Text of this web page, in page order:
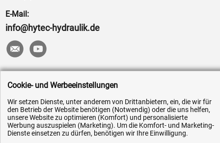
E-Mail:
info@hytec-hydraulik.de
Hilfe & Service
Versandkosten
Zahlungsarten
Service
Cookie- und Werbeeinstellungen
Wir setzen Dienste, unter anderem von Drittanbietern, ein, die wir für
den Betrieb der Website benötigen (Notwendig) oder die uns helfen,
unsere Website zu optimieren (Komfort) und personalisierte
Werbung auszuspielen (Marketing). Um die Komfort- und Marketing-
Dienste einsetzen zu dürfen, benötigen wir Ihre Einwilligung.